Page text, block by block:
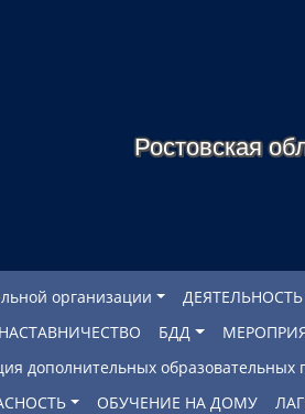
Ростовская
организации ДЕЯТЕЛЬНОСТЬ
НАСТАВНИЧЕСТВО БДД
дополнительных образовательных
ОБУЧЕНИЕ НА ДОМУ